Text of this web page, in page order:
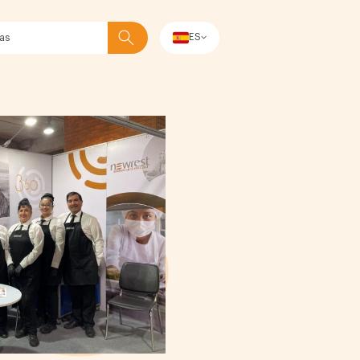
Buscar en
ES